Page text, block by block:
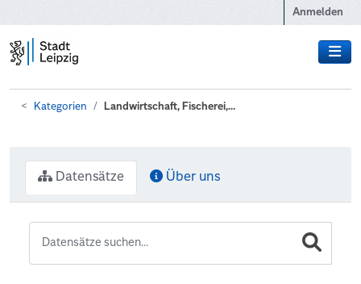
Anmelden
Kategorien Landwirtschaft, Fischerei,...
Datensätze Über uns